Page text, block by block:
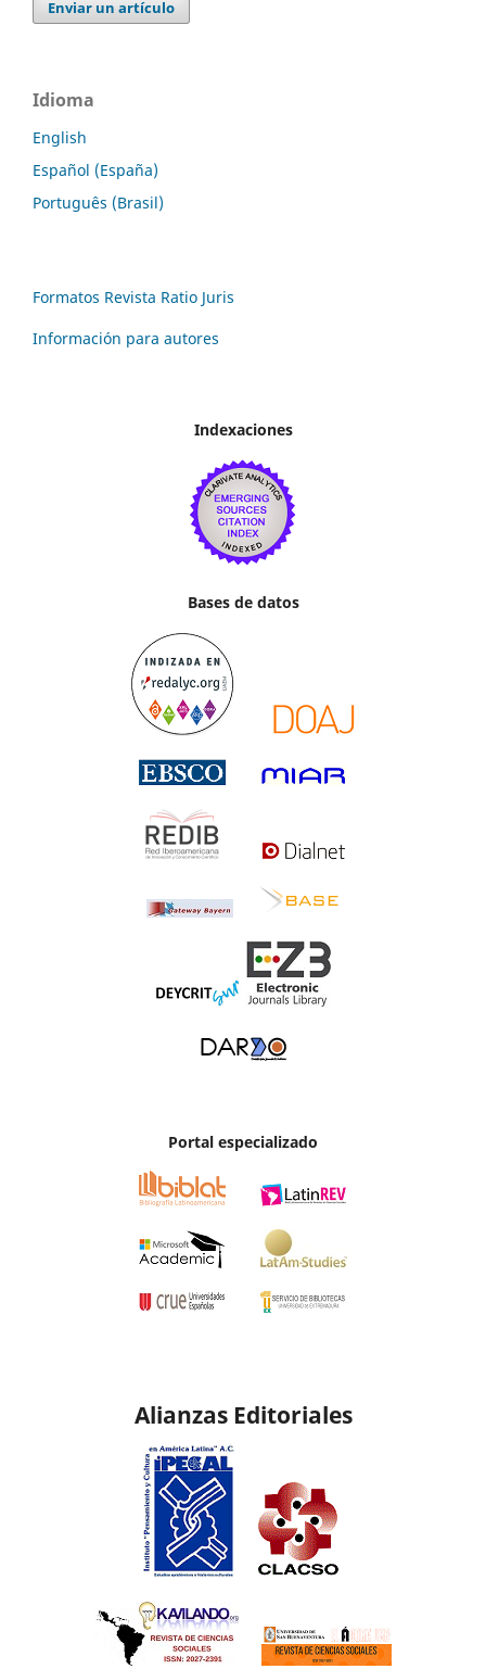
Enviar un artículo
Idioma
English
Español (España)
Português (Brasil)
Formatos Revista Ratio Juris
Información para autores
Indexaciones
Bases de datos
Portal especializado
Alianzas Editoriales